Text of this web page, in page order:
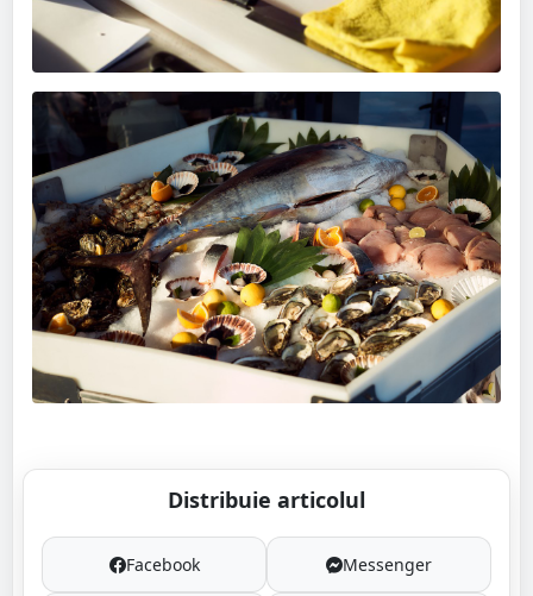
Distribuie articolul
Facebook Messenger